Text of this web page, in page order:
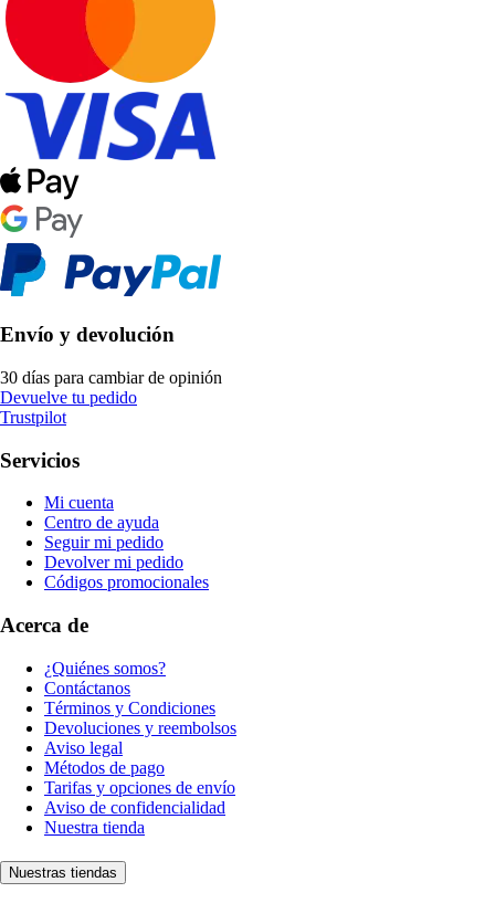
Envío y devolución
30 días para cambiar de opinión
Devuelve tu pedido
Trustpilot
Servicios
Mi cuenta
Centro de ayuda
Seguir mi pedido
Devolver mi pedido
Códigos promocionales
Acerca de
¿Quiénes somos?
Contáctanos
Términos y Condiciones
Devoluciones y reembolsos
Aviso legal
Métodos de pago
Tarifas y opciones de envío
Aviso de confidencialidad
Nuestra tienda
Nuestras tiendas